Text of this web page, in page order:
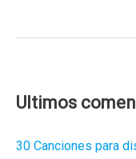
Ultimos
30 Canciones para